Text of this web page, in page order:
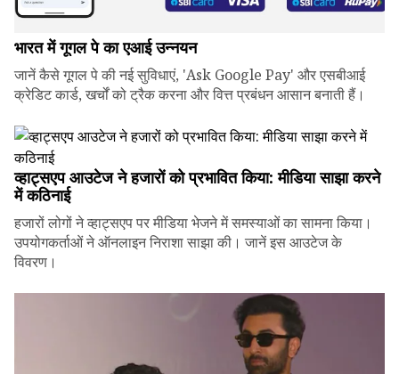
भारत में गूगल पे का एआई उन्नयन
जानें कैसे गूगल पे की नई सुविधाएं, 'Ask Google Pay' और एसबीआई
क्रेडिट कार्ड, खर्चों को ट्रैक करना और वित्त प्रबंधन आसान बनाती हैं।
व्हाट्सएप आउटेज ने हजारों को प्रभावित किया: मीडिया साझा करने
में कठिनाई
हजारों लोगों ने व्हाट्सएप पर मीडिया भेजने में समस्याओं का सामना किया।
उपयोगकर्ताओं ने ऑनलाइन निराशा साझा की। जानें इस आउटेज के
विवरण।